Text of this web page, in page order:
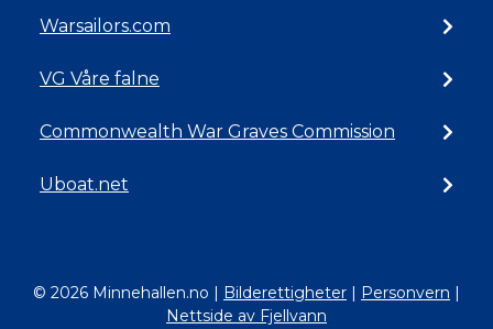
Warsailors.com
VG Våre falne
Commonwealth War Graves Commission
Uboat.net
© 2026 Minnehallen.no | Bilderettigheter | Personvern |
Nettside av Fjellvann